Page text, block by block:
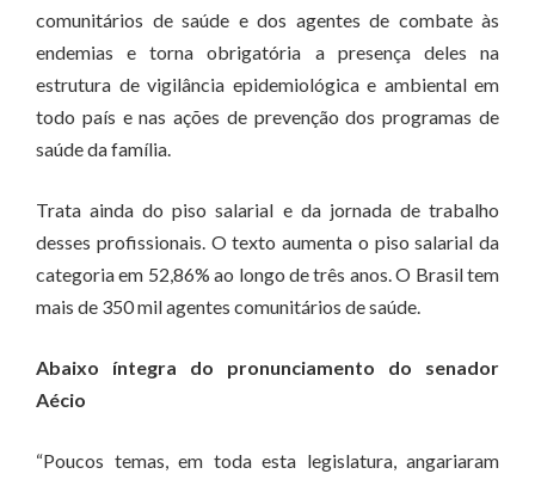
comunitários de saúde e dos agentes de combate às
endemias e torna obrigatória a presença deles na
estrutura de vigilância epidemiológica e ambiental em
todo país e nas ações de prevenção dos programas de
saúde da família.
Trata ainda do piso salarial e da jornada de trabalho
desses profissionais. O texto aumenta o piso salarial da
categoria em 52,86% ao longo de três anos. O Brasil tem
mais de 350 mil agentes comunitários de saúde.
Abaixo íntegra do pronunciamento do senador
Aécio
“Poucos temas, em toda esta legislatura, angariaram